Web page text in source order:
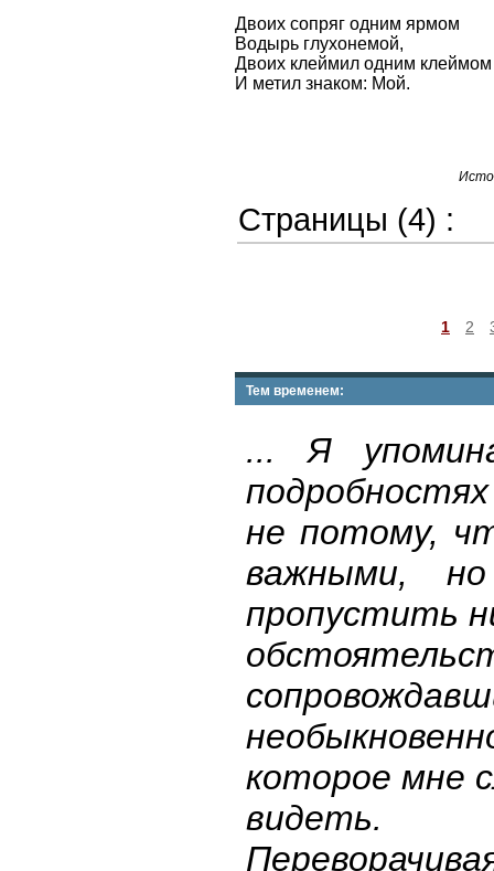
Двоих сопряг одним ярмом
Водырь глухонемой,
Двоих клеймил одним клеймом
И метил знаком: Мой.
Страницы (4) :
1 2
Тем временем:
... Я
подробностях
не потому,
важными,
пропустить
которое мне
видеть.